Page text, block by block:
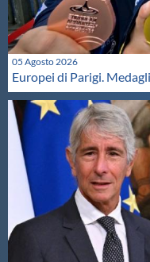
05 Agosto 2026
Europei di Parigi.